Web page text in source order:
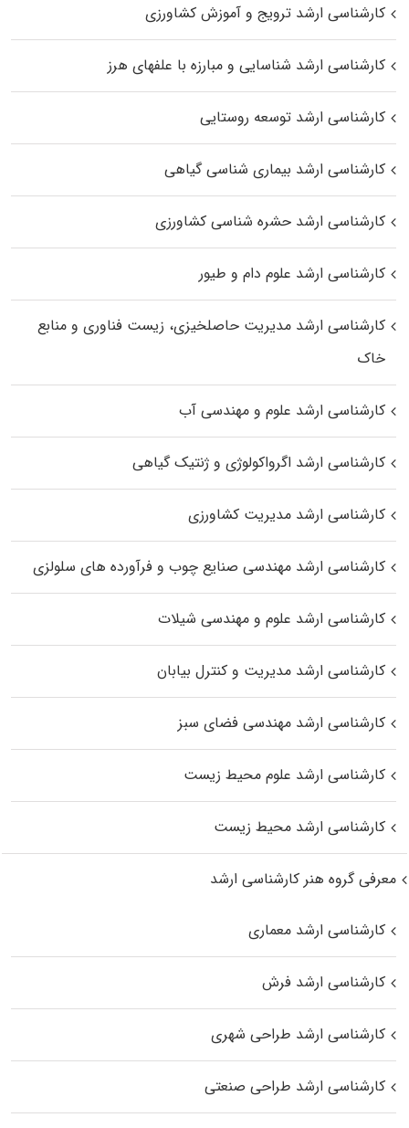
کارشناسی ارشد ترویج و آموزش کشاورزی
کارشناسی ارشد شناسایی و مبارزه با علفهای هرز
کارشناسی ارشد توسعه روستایی
کارشناسی ارشد بیماری‌ شناسی گیاهی
کارشناسی ارشد حشره‌ شناسی کشاورزی
کارشناسی ارشد علوم دام و طیور
کارشناسی ارشد مدیریت حاصلخیزی، زیست فناوری و منابع
خاک
کارشناسی ارشد علوم و مهندسی آب
کارشناسی ارشد اگرواکولوژی و ژنتیک گیاهی
کارشناسی ارشد مدیریت کشاورزی
کارشناسی ارشد مهندسی صنایع چوب و فرآورده‌ های سلولزی
کارشناسی ارشد علوم و مهندسی شیلات
کارشناسی ارشد مدیریت و کنترل بیابان
کارشناسی ارشد مهندسی فضای سبز
کارشناسی ارشد علوم محیط‌ زیست
کارشناسی ارشد محیط زیست
معرفی گروه هنر کارشناسی ارشد
کارشناسی ارشد معماری
کارشناسی ارشد فرش
کارشناسی ارشد طراحی شهری
کارشناسی ارشد طراحی صنعتی